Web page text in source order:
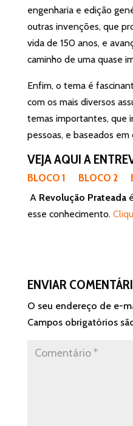
engenharia e edição
outras invenções, que
vida de 150 anos, e
caminho de uma quase
Enfim, o tema é
com os mais diversos
temas importantes, que
pessoas, e baseados
VEJA AQUI A
BLOCO 1 BLOCO 2
A Revolução Prateada
esse conhecimento.
ENVIAR
O seu endereço de e-
Campos obrigatórios